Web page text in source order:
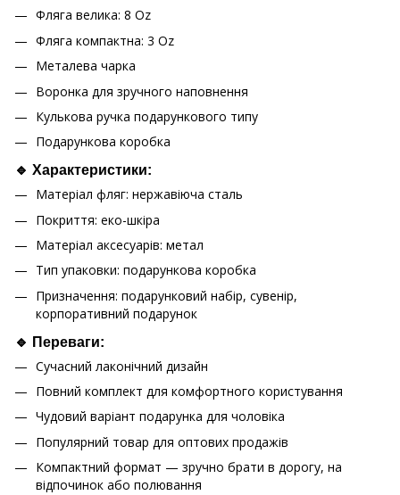
Фляга велика: 8 Oz
Фляга компактна: 3 Oz
Металева чарка
Воронка для зручного наповнення
Кулькова ручка подарункового типу
Подарункова коробка
🔹 Характеристики:
Матеріал фляг: нержавіюча сталь
Покриття: еко-шкіра
Матеріал аксесуарів: метал
Тип упаковки: подарункова коробка
Призначення: подарунковий набір, сувенір,
корпоративний подарунок
🔹 Переваги:
Сучасний лаконічний дизайн
Повний комплект для комфортного користування
Чудовий варіант подарунка для чоловіка
Популярний товар для оптових продажів
Компактний формат — зручно брати в дорогу, на
відпочинок або полювання